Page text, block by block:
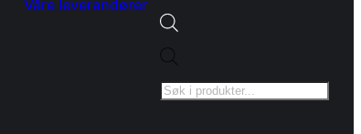
Våre leverandører
Products